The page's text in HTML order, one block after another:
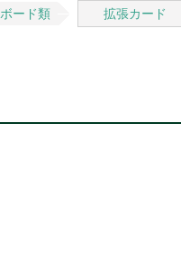
ボード類 拡張カード